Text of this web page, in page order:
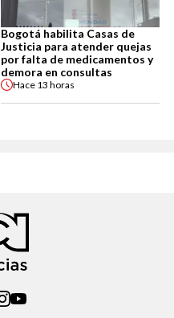
Bogotá habilita Casas de
Justicia para atender quejas
por falta de medicamentos y
demora en consultas
Hace 13 horas